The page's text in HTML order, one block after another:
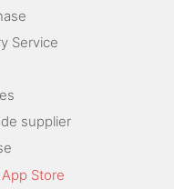
Service
supplier